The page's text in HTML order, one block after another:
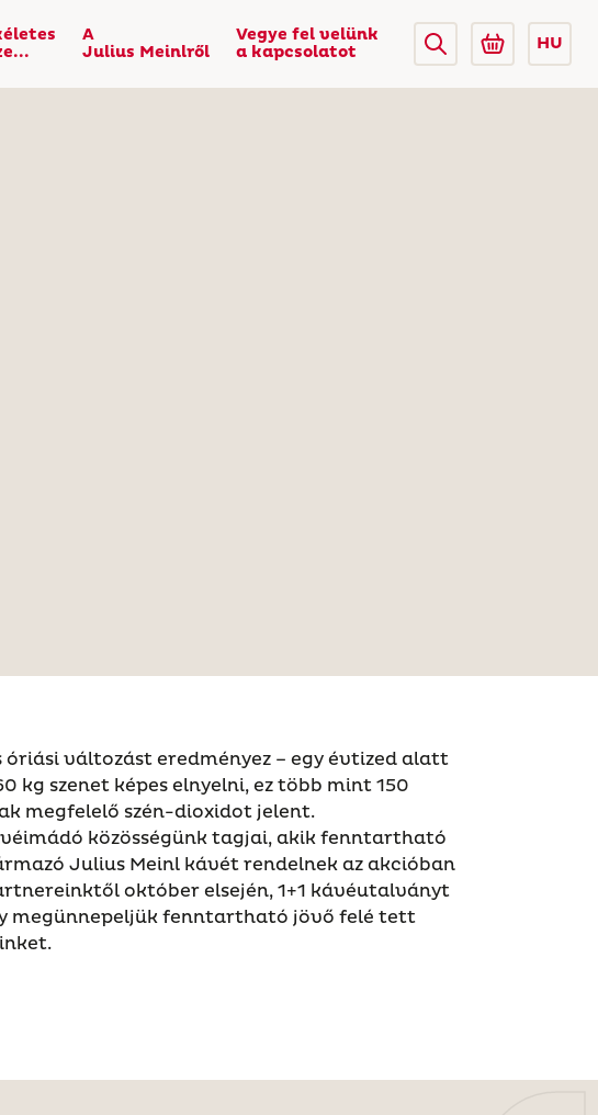
A
Julius Meinlről
Vegye fel velünk
a kapcsolatot
HU
óriási változást eredményez – egy évtized alatt
kg szenet képes elnyelni, ez több mint 150
megfelelő szén-dioxidot jelent.
közösségünk tagjai, akik fenntartható
Julius Meinl kávét rendelnek az akcióban
október elsején, 1+1 kávéutalványt
megünnepeljük fenntartható jövő felé tett